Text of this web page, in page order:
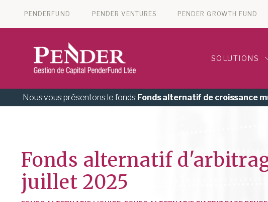
PENDERFUND PENDER VENTURES PENDER GROWTH FUND
SOLUTIONS
Nous vous présentons le fonds Fonds alternatif de croissance
Fonds alternatif
juillet 2025